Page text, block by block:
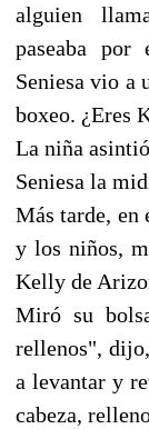
alguien
paseaba
Seniesa vio a
boxeo. ¿Eres
La niña
Seniesa la
Más tarde, en
y los niños,
Kelly de
Miró su
rellenos",
a levantar y
cabeza,